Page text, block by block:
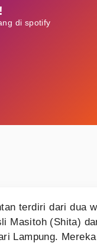
di spotify
terdiri dari dua
Masitoh (Shita)
Lampung.